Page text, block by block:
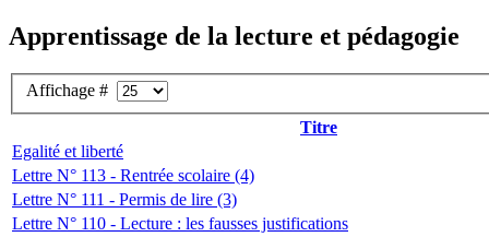
Apprentissage de la lecture et pédagogie
Affichage #
Titre
Egalité et liberté
Lettre N° 113 - Rentrée scolaire (4)
Lettre N° 111 - Permis de lire (3)
Lettre N° 110 - Lecture : les fausses justifications